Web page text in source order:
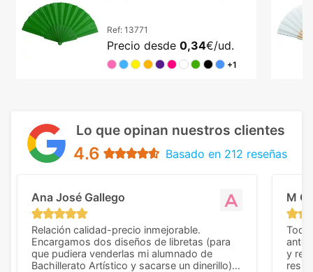
Ref: 13771
Precio desde 0,34€/ud.
+1
Lo que opinan nuestros clientes
4.6 Basado en 212 reseñas
Ana José Gallego
Relación calidad-precio inmejorable.
Encargamos dos diseños de libretas (para
que pudiera venderlas mi alumnado de
Bachillerato Artístico y sacarse un dinerillo) y
M C
Todo
y